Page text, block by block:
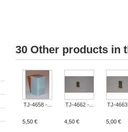
30 Other products in
TJ-4658 -...
5,50 €
TJ-4662 -...
4,50 €
TJ-
5,00 €